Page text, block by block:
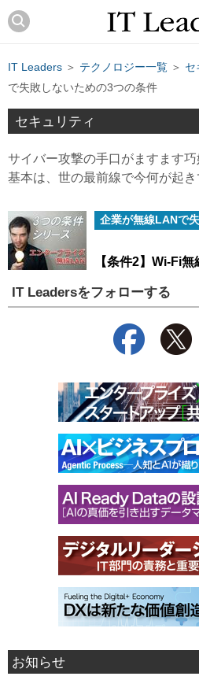
IT Leaders ＞ テクノロジー一覧 ＞ セ
で失敗しないための3つの条件
セキュリティ
サイバー攻撃の手口がますます
基本は、世の最前線で今何が起き
企業が無線LANで
【条件2】Wi-Fi
IT Leadersをフォローする
お知らせ